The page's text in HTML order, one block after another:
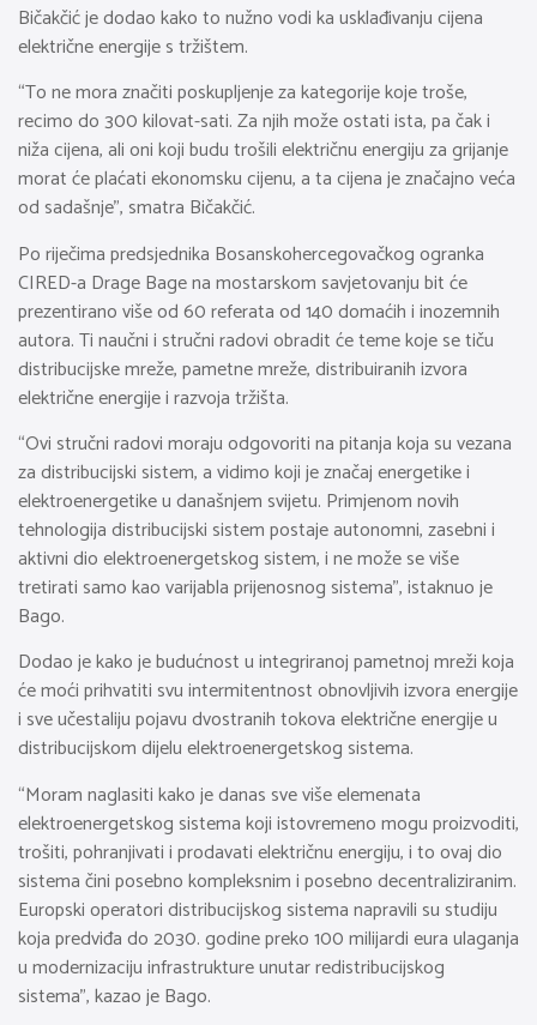
Bičakčić je dodao kako to nužno vodi ka usklađivanju cijena
električne energije s tržištem.
“To ne mora značiti poskupljenje za kategorije koje troše,
recimo do 300 kilovat-sati. Za njih može ostati ista, pa čak i
niža cijena, ali oni koji budu trošili električnu energiju za grijanje
morat će plaćati ekonomsku cijenu, a ta cijena je značajno veća
od sadašnje”, smatra Bičakčić.
Po riječima predsjednika Bosanskohercegovačkog ogranka
CIRED-a Drage Bage na mostarskom savjetovanju bit će
prezentirano više od 60 referata od 140 domaćih i inozemnih
autora. Ti naučni i stručni radovi obradit će teme koje se tiču
distribucijske mreže, pametne mreže, distribuiranih izvora
električne energije i razvoja tržišta.
“Ovi stručni radovi moraju odgovoriti na pitanja koja su vezana
za distribucijski sistem, a vidimo koji je značaj energetike i
elektroenergetike u današnjem svijetu. Primjenom novih
tehnologija distribucijski sistem postaje autonomni, zasebni i
aktivni dio elektroenergetskog sistem, i ne može se više
tretirati samo kao varijabla prijenosnog sistema”, istaknuo je
Bago.
Dodao je kako je budućnost u integriranoj pametnoj mreži koja
će moći prihvatiti svu intermitentnost obnovljivih izvora energije
i sve učestaliju pojavu dvostranih tokova električne energije u
distribucijskom dijelu elektroenergetskog sistema.
“Moram naglasiti kako je danas sve više elemenata
elektroenergetskog sistema koji istovremeno mogu proizvoditi,
trošiti, pohranjivati i prodavati električnu energiju, i to ovaj dio
sistema čini posebno kompleksnim i posebno decentraliziranim.
Europski operatori distribucijskog sistema napravili su studiju
koja predviđa do 2030. godine preko 100 milijardi eura ulaganja
u modernizaciju infrastrukture unutar redistribucijskog
sistema”, kazao je Bago.